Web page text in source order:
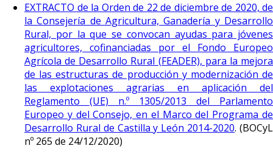
EXTRACTO de la Orden de 22 de diciembre de 2020, de
la Consejería de Agricultura, Ganadería y Desarrollo
Rural, por la que se convocan ayudas para jóvenes
agricultores, cofinanciadas por el Fondo Europeo
Agrícola de Desarrollo Rural (FEADER), para la mejora
de las estructuras de producción y modernización de
las explotaciones agrarias en aplicación del
Reglamento (UE) n.º 1305/2013 del Parlamento
Europeo y del Consejo, en el Marco del Programa de
Desarrollo Rural de Castilla y León 2014-2020. (BOCyL
nº 265 de 24/12/2020)